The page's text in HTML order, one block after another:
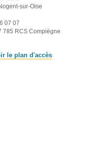
sur-Oise
07 07
785 RCS Compiègne
le plan d'accès